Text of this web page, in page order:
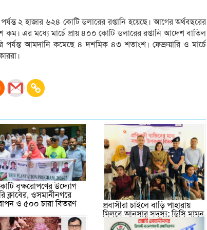
২ হাজার ৬২৪ কোটি ডলারের রপ্তানি হয়েছে। আগের অর্থবছরের
এর মধ্যে মার্চে প্রায় ৪০০ কোটি ডলারের রপ্তানি আদেশ বাতিল
পর্যন্ত আমদানি কমেছে ৪ দশমিক ৪৩ শতাংশ। ফেব্রুয়ারি ও মার্চে
বৃক্ষরোপণের উদ্যোগ
ক্লাবের, ওসমানীনগরে
ও ৫০০ চারা বিতরণ
প্রবাসীরা চাইলে বাড়ি পাহারায়
মিলবে আনসার সদস্য: ডিসি মামুন